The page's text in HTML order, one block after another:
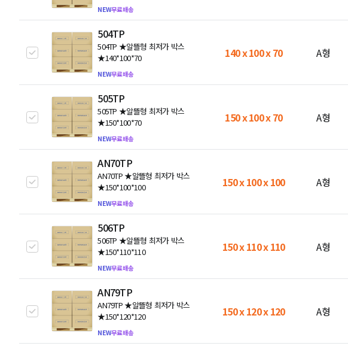
NEW무료배송
504TP
504TP ★알뜰형 최저가 박스
★140*100*70
NEW무료배송
140 x 100 x 70 A형
505TP
505TP ★알뜰형 최저가 박스
★150*100*70
NEW무료배송
150 x 100 x 70 A형
AN70TP
AN70TP ★알뜰형 최저가 박스
★150*100*100
NEW무료배송
150 x 100 x 100 A형
506TP
506TP ★알뜰형 최저가 박스
★150*110*110
NEW무료배송
150 x 110 x 110 A형
AN79TP
AN79TP ★알뜰형 최저가 박스
★150*120*120
NEW무료배송
150 x 120 x 120 A형